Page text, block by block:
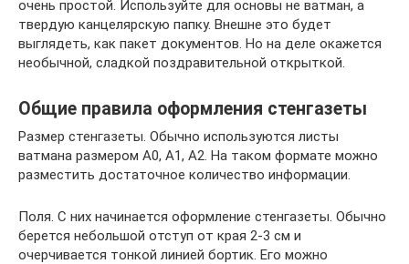
очень простой. Используйте для основы не ватман, а
твердую канцелярскую папку. Внешне это будет
выглядеть, как пакет документов. Но на деле окажется
необычной, сладкой поздравительной открыткой.
Общие правила оформления стенгазеты
Размер стенгазеты. Обычно используются листы
ватмана размером А0, А1, А2. На таком формате можно
разместить достаточное количество информации.
Поля. С них начинается оформление стенгазеты. Обычно
берется небольшой отступ от края 2-3 см и
очерчивается тонкой линией бортик. Его можно